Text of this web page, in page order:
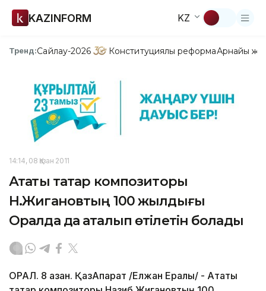
KAZINFORM KZ
Тренд:Сайлау-2026 Конституциялық реформаАрнайы
14:14, 08 Қазан 2011
Атақты татар композиторы
Н.Жигановтың 100 жылдығы
Оралда да аталып өтілетін болады
ОРАЛ. 8 қазан. ҚазАқпарат /Елжан Ералы/ - Атақты